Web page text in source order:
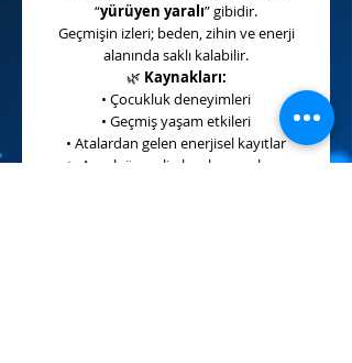
“yürüyen yaralı” gibidir.
Geçmişin izleri; beden, zihin ve enerji
alanında saklı kalabilir.
🌿 Kaynakları:
• Çocukluk deneyimleri
• Geçmiş yaşam etkileri
• Atalardan gelen enerjisel kayıtlar
✨
Ancak önemli olan, bu yaraların